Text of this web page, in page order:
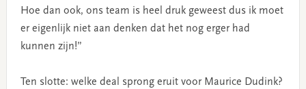
Hoe dan ook, ons team is heel druk geweest dus ik moet
er eigenlijk niet aan denken dat het nog erger had
kunnen zijn!”
Ten slotte: welke deal sprong eruit voor Maurice Dudink?